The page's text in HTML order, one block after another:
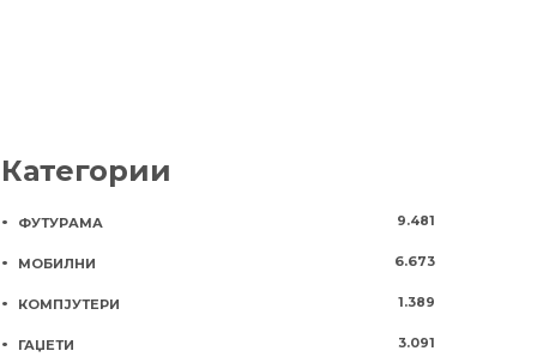
Категории
ФУТУРАМА 9.481
МОБИЛНИ 6.673
КОМПЈУТЕРИ 1.389
ГАЏЕТИ 3.091